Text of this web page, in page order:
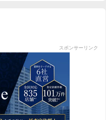
スポンサーリンク